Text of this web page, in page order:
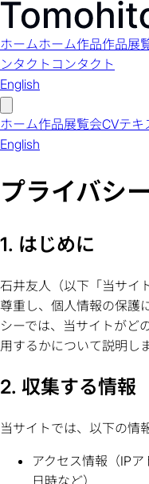
ホームホーム作品作品展
ンタクト コンタクト
English
ホーム作品展覧会CVテキ
English
プライバシ
1. はじめに
石井友人（以下「当サイ
尊重し、個人情報の保護
シーでは、当サイトがど
用するかについて説明しま
2. 収集する情報
当サイトでは、以下の情
アクセス情報（IP
日時など）